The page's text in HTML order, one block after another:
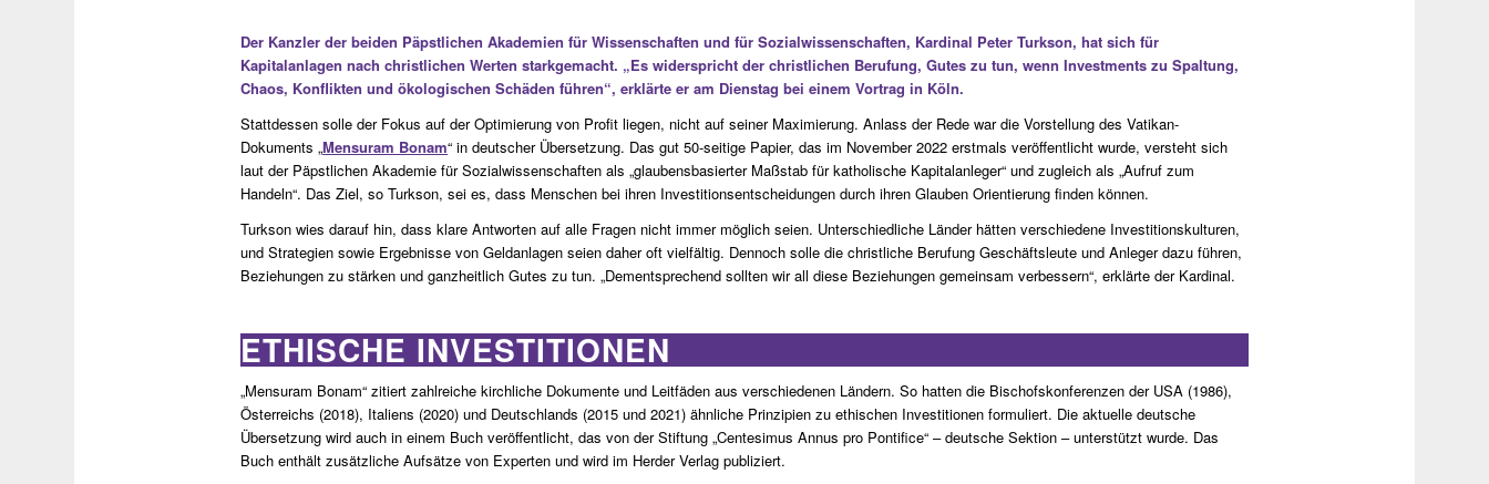
Der Kanzler der beiden Päpstlichen Akademien für Wissenschaften und für Sozialwissenschaften, Kardinal Peter Turkson, hat sich für
Kapitalanlagen nach christlichen Werten starkgemacht. „Es widerspricht der christlichen Berufung, Gutes zu tun, wenn Investments zu Spaltung,
Chaos, Konflikten und ökologischen Schäden führen“, erklärte er am Dienstag bei einem Vortrag in Köln.
Stattdessen solle der Fokus auf der Optimierung von Profit liegen, nicht auf seiner Maximierung. Anlass der Rede war die Vorstellung des Vatikan-
Dokuments „Mensuram Bonam“ in deutscher Übersetzung. Das gut 50-seitige Papier, das im November 2022 erstmals veröffentlicht wurde, versteht sich
laut der Päpstlichen Akademie für Sozialwissenschaften als „glaubensbasierter Maßstab für katholische Kapitalanleger“ und zugleich als „Aufruf zum
Handeln“. Das Ziel, so Turkson, sei es, dass Menschen bei ihren Investitionsentscheidungen durch ihren Glauben Orientierung finden können.
Turkson wies darauf hin, dass klare Antworten auf alle Fragen nicht immer möglich seien. Unterschiedliche Länder hätten verschiedene Investitionskulturen,
und Strategien sowie Ergebnisse von Geldanlagen seien daher oft vielfältig. Dennoch solle die christliche Berufung Geschäftsleute und Anleger dazu führen,
Beziehungen zu stärken und ganzheitlich Gutes zu tun. „Dementsprechend sollten wir all diese Beziehungen gemeinsam verbessern“, erklärte der Kardinal.
ETHISCHE INVESTITIONEN
„Mensuram Bonam“ zitiert zahlreiche kirchliche Dokumente und Leitfäden aus verschiedenen Ländern. So hatten die Bischofskonferenzen der USA (1986),
Österreichs (2018), Italiens (2020) und Deutschlands (2015 und 2021) ähnliche Prinzipien zu ethischen Investitionen formuliert. Die aktuelle deutsche
Übersetzung wird auch in einem Buch veröffentlicht, das von der Stiftung „Centesimus Annus pro Pontifice“ – deutsche Sektion – unterstützt wurde. Das
Buch enthält zusätzliche Aufsätze von Experten und wird im Herder Verlag publiziert.